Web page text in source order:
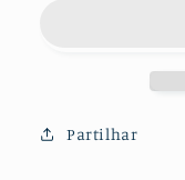
Vivo
Partilhar